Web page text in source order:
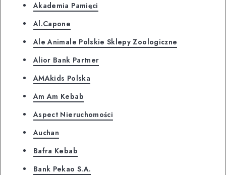
Akademia Pamięci
Al.Capone
Ale Animale Polskie Sklepy Zoologiczne
Alior Bank Partner
AMAkids Polska
Am Am Kebab
Aspect Nieruchomości
Auchan
Bafra Kebab
Bank Pekao S.A.